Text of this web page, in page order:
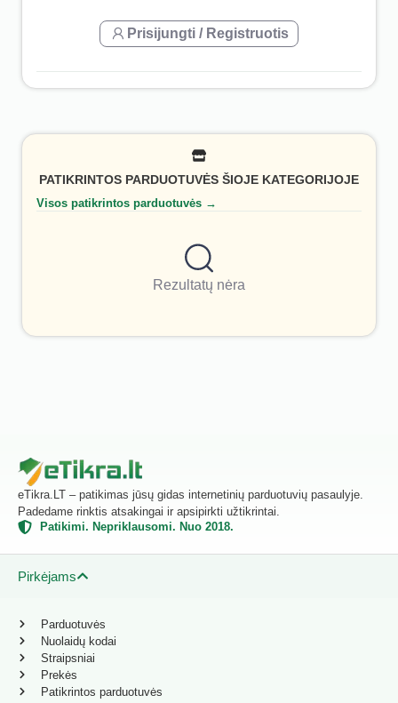
Prisijungti / Registruotis
PATIKRINTOS PARDUOTUVĖS ŠIOJE KATEGORIJOJE
Visos patikrintos parduotuvės →
Rezultatų nėra
eTikra.LT – patikimas jūsų gidas internetinių parduotuvių pasaulyje.
Padedame rinktis atsakingai ir apsipirkti užtikrintai.
Patikimi. Nepriklausomi. Nuo 2018.
Pirkėjams
Parduotuvės
Nuolaidų kodai
Straipsniai
Prekės
Patikrintos parduotuvės